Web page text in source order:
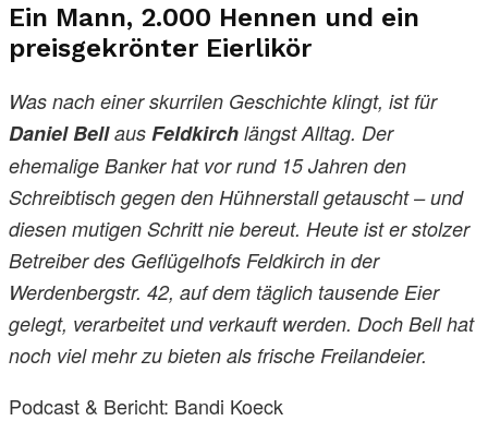
Ein Mann, 2.000 Hennen und ein
preisgekrönter Eierlikör
Was nach einer skurrilen Geschichte klingt, ist für
Daniel Bellaus Feldkirch längst Alltag. Der
ehemalige Banker hat vor rund 15 Jahren den
Schreibtisch gegen den Hühnerstall getauscht – und
diesen mutigen Schritt nie bereut. Heute ist er stolzer
Betreiber des Geflügelhofs Feldkirch in der
Werdenbergstr. 42, auf dem täglich tausende Eier
gelegt, verarbeitet und verkauft werden. Doch Bell hat
noch viel mehr zu bieten als frische Freilandeier.
Podcast & Bericht: Bandi Koeck